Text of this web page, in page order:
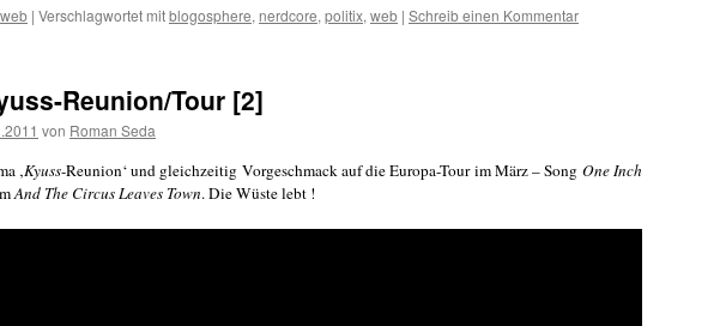
web | Verschlagwortet mitblogosphere, nerdcore, politix, web | Schreib einen Kommentar
Reunion/Tour [2]
von Roman Seda
‚Kyuss-Reunion‘ und gleichzeitig Vorgeschmack auf die Europa-Tour im März – Song One Inch
And The Circus Leaves Town. Die Wüste lebt !